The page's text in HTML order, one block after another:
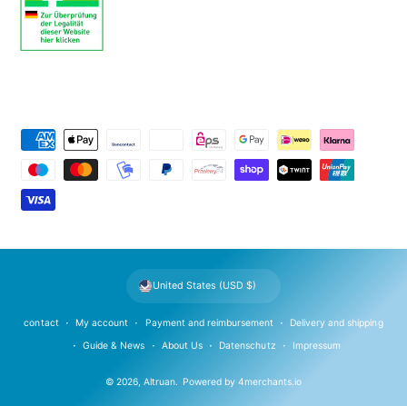
m
n
© 2026,Altruan. Powered by 4merchants.io
contact My account Payment and reimbursement Delivery and shipping
Guide & News About Us Datenschutz Impressum
United States (USD $)